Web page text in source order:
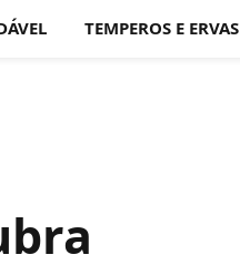
TEMPEROS E ERVAS